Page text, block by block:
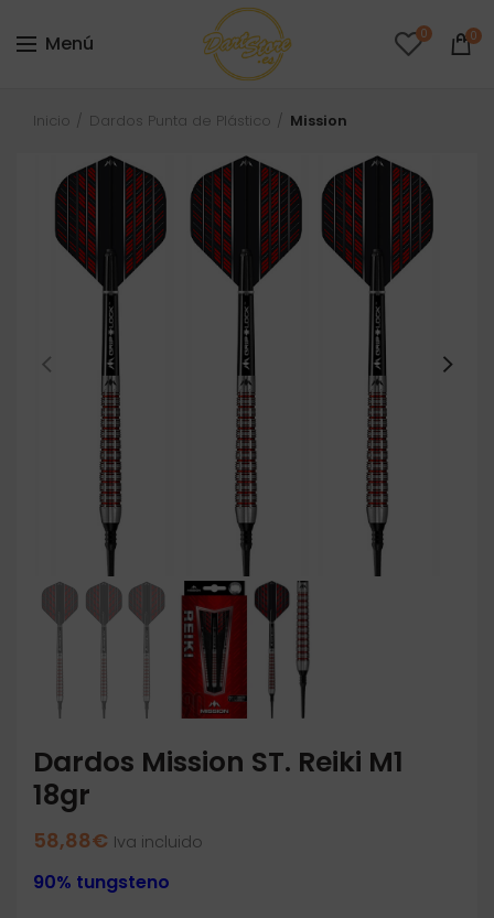
Menú 0 0
Inicio Dardos Punta de Plástico Mission
Dardos Mission ST. Reiki M1
18gr
58,88€ Iva incluido
90% tungsteno